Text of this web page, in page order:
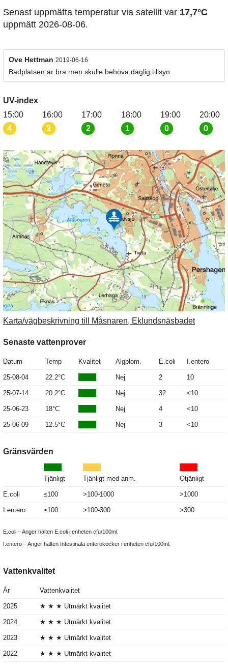
Senast uppmätta temperatur via satellit var 17,7°C
uppmätt 2026-08-06.
Ove Hettman 2019-06-16
Badplatsen är bra men skulle behöva daglig tillsyn.
UV-index
15:00
4
16:00
3
17:00
2
18:00
1
19:00
0
20:00
0
Karta/vägbeskrivning till Måsnaren, Eklundsnäsbadet
Senaste vattenprover
Datum Temp Kvalitet Algblom. E.coli I.entero
25-08-04 22.2°C Nej 2 10
25-07-14 20.2°C Nej 32 <10
25-06-23 18°C Nej 4 <10
25-06-09 12.5°C Nej 3 <10
Gränsvärden
Tjänligt Tjänligt med anm. Otjänligt
E.coli ≤100 >100-1000 >1000
I.entero ≤100 >100-300 >300
E.coli – Anger halten E.coli i enheten cfu/100ml.
I.entero – Anger halten Intestinala enterokocker i enheten cfu/100ml.
Vattenkvalitet
År Vattenkvalitet
2025 ★ ★ ★ Utmärkt kvalitet
2024 ★ ★ ★ Utmärkt kvalitet
2023 ★ ★ ★ Utmärkt kvalitet
2022 ★ ★ ★ Utmärkt kvalitet